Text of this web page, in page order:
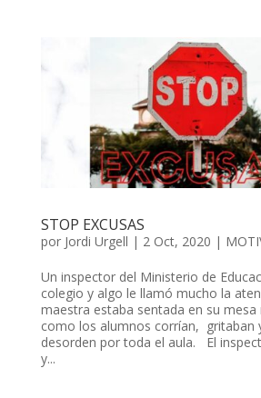
STOP EXCUSAS
por Jordi Urgell | 2 Oct, 2020 |
Un inspector del Ministerio de
colegio y algo le llamó mucho la
maestra estaba sentada en su
como los alumnos corrían, gritaban
desorden por toda el aula. El
y...